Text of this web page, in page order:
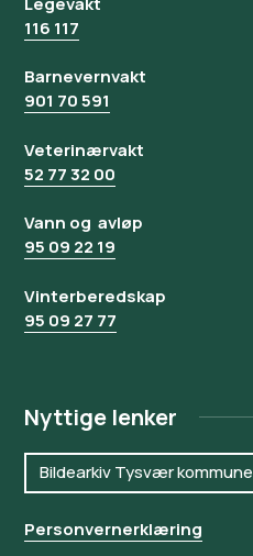
116 117
Barnevernvakt
901 70 591
Veterinærvakt
52 77 32 00
Vann og avløp
95 09 22 19
Vinterberedskap
95 09 27 77
Nyttige lenker
Bildearkiv Tysvær kommune
Personvernerklæring